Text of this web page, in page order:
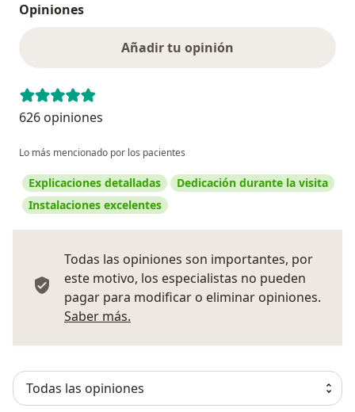
Opiniones
Añadir tu opinión
626 opiniones
Lo más mencionado por los pacientes
Explicaciones detalladas
Dedicación durante la visita
Instalaciones excelentes
Todas las opiniones son importantes, por
este motivo, los especialistas no pueden
pagar para modificar o eliminar opiniones.
Saber más.